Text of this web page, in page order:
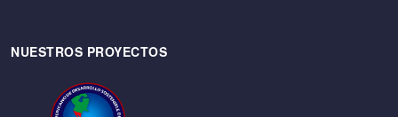
NUESTROS PROYECTOS